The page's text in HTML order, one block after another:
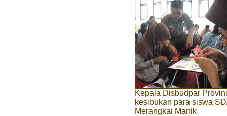
Kepala Disbudpar
kesibukan para siswa
Merangkai Manik